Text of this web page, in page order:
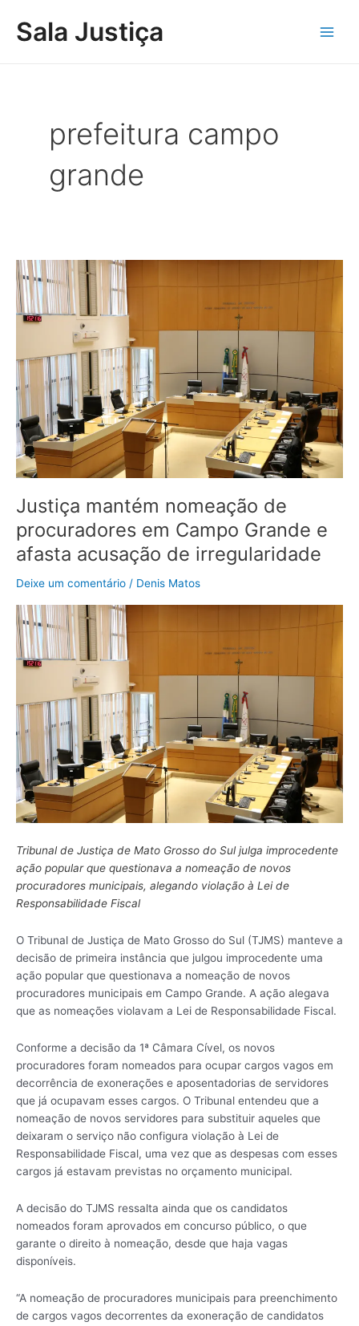
paraSala Justiça
prefeitura campo
grande
Justiça mantém nomeação de
procuradores em Campo Grande e
afasta acusação de irregularidade
Deixe um comentário / Denis Matos
Tribunal de Justiça de Mato Grosso do Sul julga improcedente
ação popular que questionava a nomeação de novos
procuradores municipais, alegando violação à Lei de
Responsabilidade Fiscal
O Tribunal de Justiça de Mato Grosso do Sul (TJMS) manteve a
decisão de primeira instância que julgou improcedente uma
ação popular que questionava a nomeação de novos
procuradores municipais em Campo Grande. A ação alegava
que as nomeações violavam a Lei de Responsabilidade Fiscal.
Conforme a decisão da 1ª Câmara Cível, os novos
procuradores foram nomeados para ocupar cargos vagos em
decorrência de exonerações e aposentadorias de servidores
que já ocupavam esses cargos. O Tribunal entendeu que a
nomeação de novos servidores para substituir aqueles que
deixaram o serviço não configura violação à Lei de
Responsabilidade Fiscal, uma vez que as despesas com esses
cargos já estavam previstas no orçamento municipal.
A decisão do TJMS ressalta ainda que os candidatos
nomeados foram aprovados em concurso público, o que
garante o direito à nomeação, desde que haja vagas
disponíveis.
“A nomeação de procuradores municipais para preenchimento
de cargos vagos decorrentes da exoneração de candidatos
Justiça
mantém
nomeação
de
procuradores
em
Campo
Grande
e
afasta
acusação
de
irregularidade